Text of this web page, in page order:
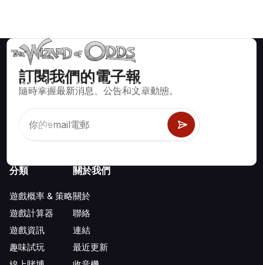
訂閱我們的電子報
隨時掌握最新消息、公告和文章動態。
賭場遊戲如二十一點、骰寶、輪盤及數百種其他可玩遊戲的數學
正確策略與資訊。
分類
遊戲概率 & 策略
遊戲計算器
遊戲資訊
趣味試玩
關於我們
關於
聯絡
連結
最近更新